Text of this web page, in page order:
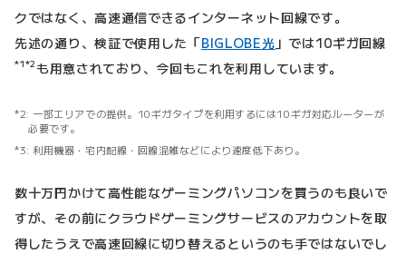
クではなく、高速通信できるインターネット回線です。
先述の通り、検証で使用した「BIGLOBE光 」では10ギガ回線
*1*2 も用意されており、今回もこれを利用しています。
一部エリアでの提供。10ギガタイプを利用するには10ギガ対応ルーターが
必要です。
利用機器・宅内配線・回線混雑などにより速度低下あり。
数十万円かけて高性能なゲーミングパソコンを買うのも良いで
すが、その前にクラウドゲーミングサービスのアカウントを取
得したうえで高速回線に切り替えるというのも手ではないでし